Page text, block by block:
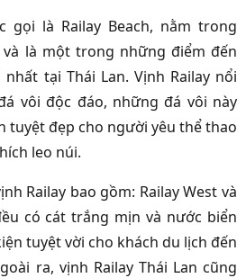
gọi là Railay Beach, nằm trong
và là một trong những điểm đến
tại Thái Lan. Vịnh Railay nổi
vôi độc đáo, những đá vôi này
tuyệt đẹp cho người yêu thể thao
leo núi.
Railay bao gồm: Railay West và
có cát trắng mịn và nước biển
tuyệt vời cho khách du lịch đến
ra, vịnh Railay Thái Lan cũng